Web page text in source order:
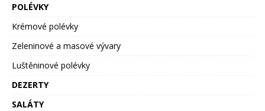
POLÉVKY
Krémové polévky
Zeleninové a masové vývary
Luštěninové polévky
DEZERTY
SALÁTY